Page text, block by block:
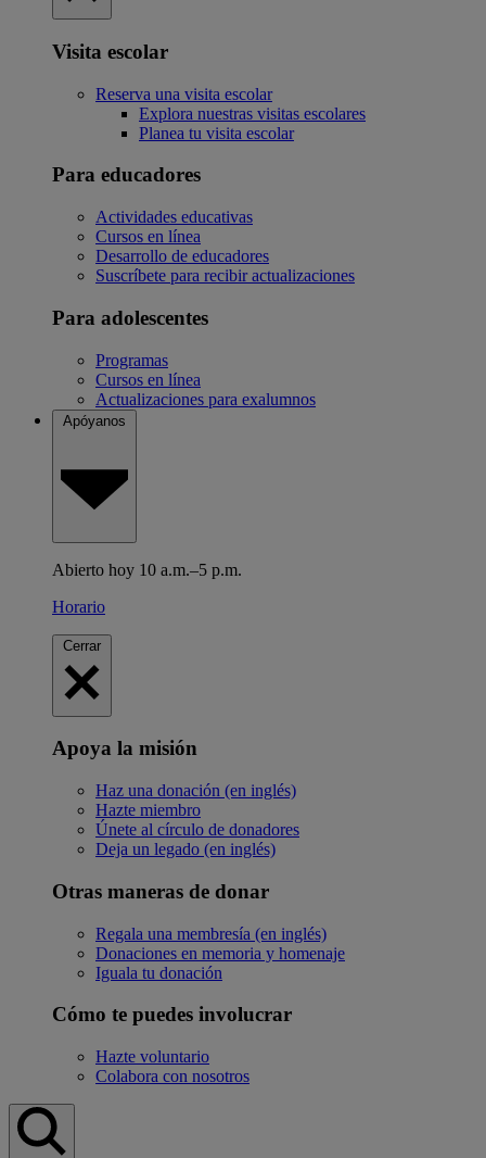
Visita escolar
Reserva una visita escolar
Explora nuestras visitas escolares
Planea tu visita escolar
Para educadores
Actividades educativas
Cursos en línea
Desarrollo de educadores
Suscríbete para recibir actualizaciones
Para adolescentes
Programas
Cursos en línea
Actualizaciones para exalumnos
Apóyanos
Abierto hoy 10 a.m.–5 p.m.
Horario
Cerrar
Apoya la misión
Haz una donación (en inglés)
Hazte miembro
Únete al círculo de donadores
Deja un legado (en inglés)
Otras maneras de donar
Regala una membresía (en inglés)
Donaciones en memoria y homenaje
Iguala tu donación
Cómo te puedes involucrar
Hazte voluntario
Colabora con nosotros